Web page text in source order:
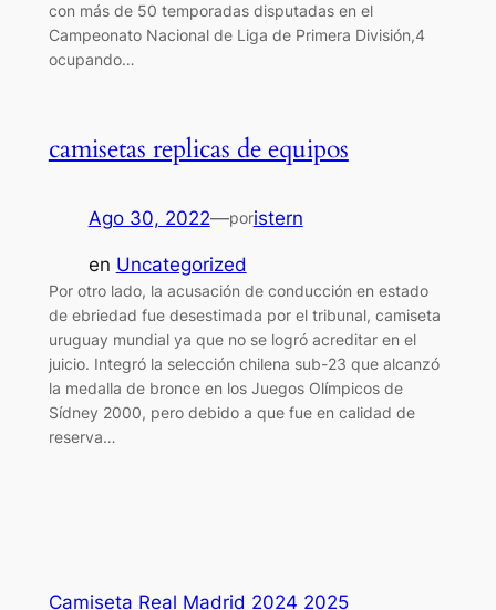
con más de 50 temporadas disputadas en el
Campeonato Nacional de Liga de Primera División,4
ocupando…
camisetas replicas de equipos
Ago 30, 2022—poristern
en Uncategorized
Por otro lado, la acusación de conducción en estado
de ebriedad fue desestimada por el tribunal, camiseta
uruguay mundial ya que no se logró acreditar en el
juicio. Integró la selección chilena sub-23 que alcanzó
la medalla de bronce en los Juegos Olímpicos de
Sídney 2000, pero debido a que fue en calidad de
reserva…
Camiseta Real Madrid 2024 2025